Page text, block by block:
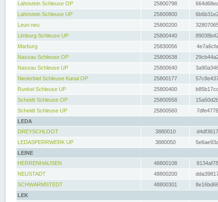
Lahnstein Schleuse OP
25800798
Lahnstein Schleuse UP
25800800
Leun neu
25800200
Limburg Schleuse UP
25800440
Marburg
25830056
Nassau Schleuse OP
25800638
Nassau Schleuse UP
25800640
Niederbiel Schleuse Kanal OP
25800177
Runkel Schleuse UP
25800400
Scheidt Schleuse OP
25800558
Scheidt Schleuse UP
25800560
LEDA
DREYSCHLOOT
3880010
LEDASPERRWERK UP
3880050
LEINE
HERRENHAUSEN
48800108
NEUSTADT
48800200
SCHWARMSTEDT
48800301
LEK